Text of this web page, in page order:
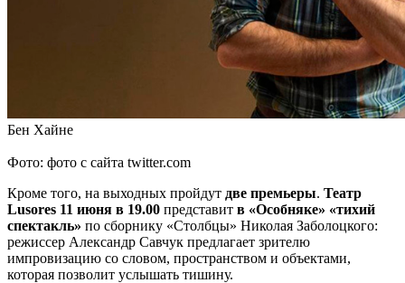
Бен Хайне
Фото: фото с сайта twitter.com
Кроме того, на выходных пройдут две премьеры. Театр
Lusores 11 июня в 19.00 представит в «Особняке» «тихий
спектакль» по сборнику «Столбцы» Николая Заболоцкого:
режиссер Александр Савчук предлагает зрителю
импровизацию со словом, пространством и объектами,
которая позволит услышать тишину.